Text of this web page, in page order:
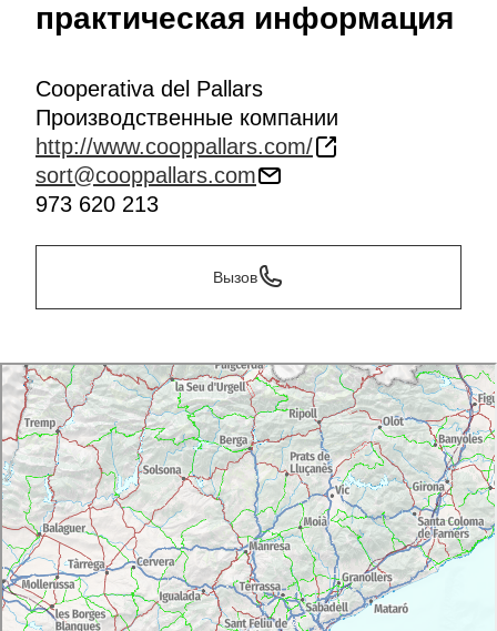
практическая информация
Cooperativa del Pallars
Производственные компании
http://www.cooppallars.com/
sort@cooppallars.com
973 620 213
Вызов